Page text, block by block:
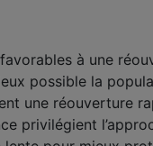
à une
possible la
une réouverture
privilégient